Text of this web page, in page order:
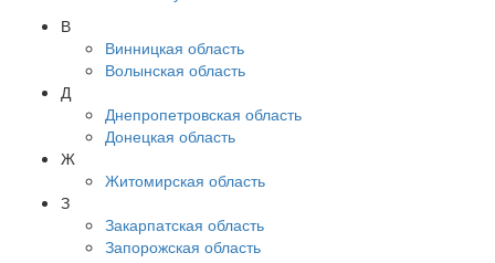
В
Винницкая область
Волынская область
Д
Днепропетровская область
Донецкая область
Ж
Житомирская область
З
Закарпатская область
Запорожская область